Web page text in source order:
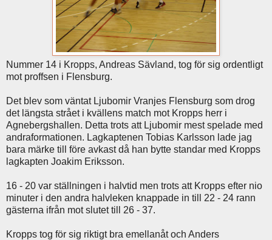
Nummer 14 i Kropps, Andreas Sävland, tog för sig ordentligt
mot proffsen i Flensburg.
Det blev som väntat Ljubomir Vranjes Flensburg som drog
det längsta strået i kvällens match mot Kropps herr i
Agnebergshallen. Detta trots att Ljubomir mest spelade med
andraformationen. Lagkaptenen Tobias Karlsson lade jag
bara märke till före avkast då han bytte standar med Kropps
lagkapten Joakim Eriksson.
16 - 20 var ställningen i halvtid men trots att Kropps efter nio
minuter i den andra halvleken knappade in till 22 - 24 rann
gästerna ifrån mot slutet till 26 - 37.
Kropps tog för sig riktigt bra emellanåt och Anders